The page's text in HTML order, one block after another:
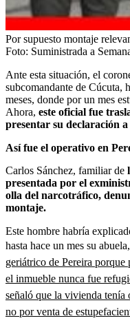
Por supuesto montaje
Foto: Suministrada a
Ante esta situación, el
subcomandante de Cúcuta,
meses, donde por un mes
Ahora, este oficial fue
presentar su declaración
Así fue el operativo en
Carlos Sánchez, familiar de
presentada por el
olla del narcotráfico,
montaje.
Este hombre habría
hasta hace un mes su
geriátrico de Pereira porque
el inmueble nunca fue
señaló que la vivienda tenía
no por venta de